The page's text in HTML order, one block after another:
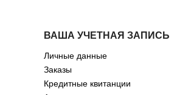
ВАША УЧЕТНАЯ ЗАПИСЬ
Личные данные
Заказы
Кредитные квитанции